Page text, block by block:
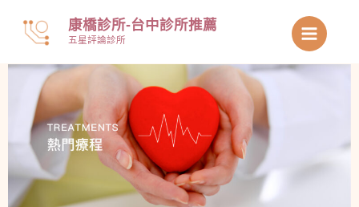
要
康橋診所-台中診所推薦
五星評論診所